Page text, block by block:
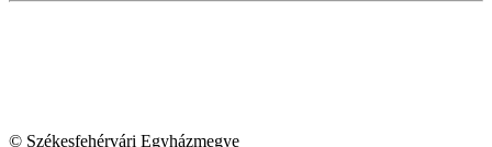
© Székesfehérvári Egyházmegye